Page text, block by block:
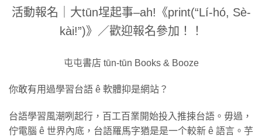
活動報名｜大tūn埕起事–ah!《print(“Lí-hó, Sè-
kài!”)》／歡迎報名參加！！
屯屯書店 tūn-tūn Books & Booze
你敢有用過學習台語 ê 軟體抑是網站？
台語學習風潮咧起行，百工百業開始投入推捒台語。毋過，
佇電腦 ê 世界內底，台語羅馬字猶是是一个較新 ê 語言。芋